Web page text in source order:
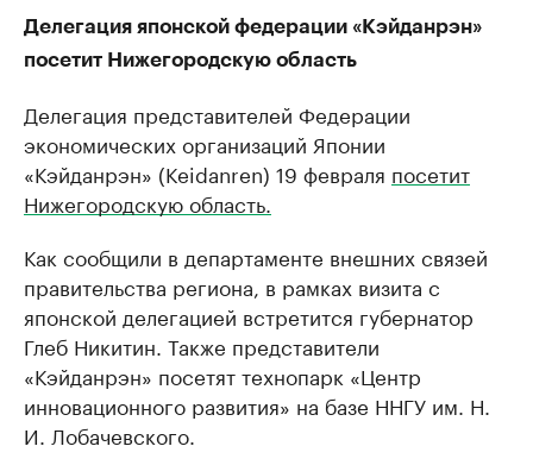
Делегация японской федерации «Кэйданрэн»
посетит Нижегородскую область
Делегация представителей Федерации
экономических организаций Японии
«Кэйданрэн» (Keidanren) 19 февраля посетит
Нижегородскую область.
Как сообщили в департаменте внешних связей
правительства региона, в рамках визита с
японской делегацией встретится губернатор
Глеб Никитин. Также представители
«Кэйданрэн» посетят технопарк «Центр
инновационного развития» на базе ННГУ им. Н.
И. Лобачевского.